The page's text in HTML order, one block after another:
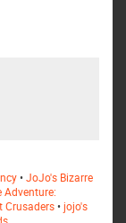
•JoJo's Bizarre
Adventure:
Crusaders•jojo's